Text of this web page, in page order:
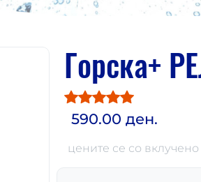
Горска+
590.00 ден.
цените се со